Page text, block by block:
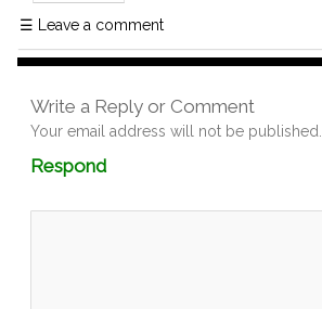
☰ Leave a comment
Write a Reply or Comment
Your email address will not be published.
RespondComment
box